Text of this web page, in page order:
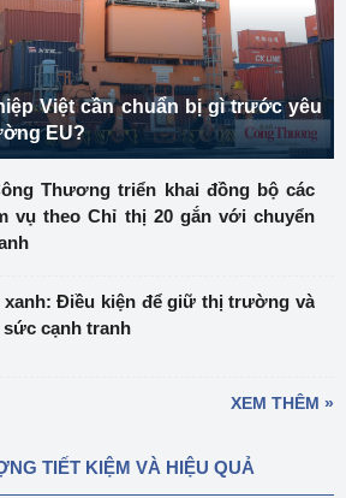
Việt cần chuẩn bị gì trước yêu
EU?
Thương triển khai đồng bộ các
vụ theo Chỉ thị 20 gắn với chuyển
xanh: Điều kiện để giữ thị trường và
sức cạnh tranh
XEM THÊM »
TIẾT KIỆM VÀ HIỆU QUẢ